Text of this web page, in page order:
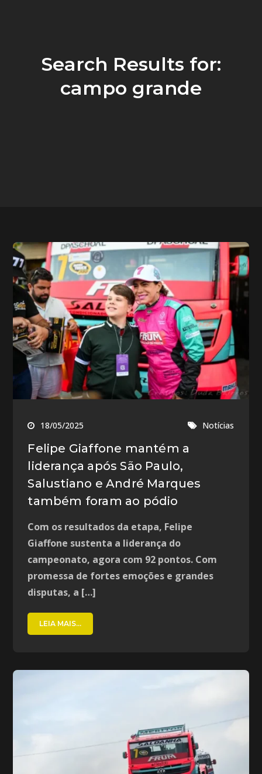
Search Results for:
campo grande
18/05/2025 Notícias
Felipe Giaffone mantém a
liderança após São Paulo,
Salustiano e André Marques
também foram ao pódio
Com os resultados da etapa, Felipe
Giaffone sustenta a liderança do
campeonato, agora com 92 pontos. Com
promessa de fortes emoções e grandes
disputas, a […]
LEIA MAIS...